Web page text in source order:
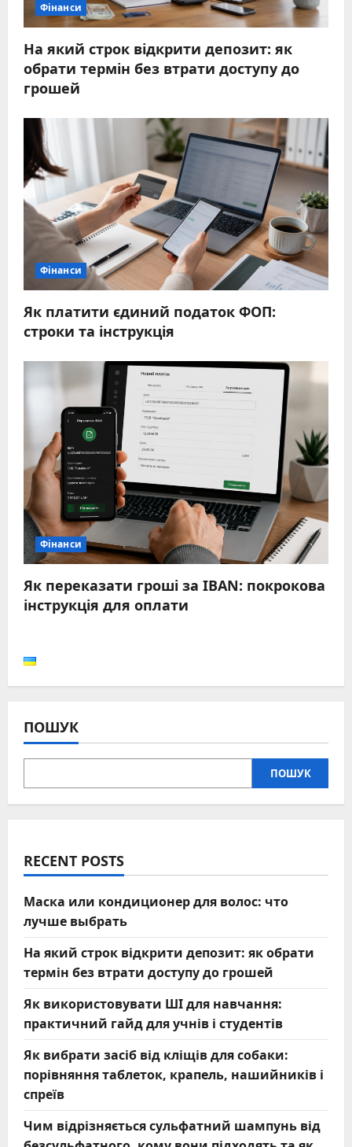
Фінанси
На який строк відкрити депозит: як
обрати термін без втрати доступу до
грошей
Фінанси
Як платити єдиний податок ФОП:
строки та інструкція
Фінанси
Як переказати гроші за IBAN: покрокова
інструкція для оплати
ПОШУК
ПОШУК
RECENT POSTS
Маска или кондиционер для волос: что
лучше выбрать
На який строк відкрити депозит: як обрати
термін без втрати доступу до грошей
Як використовувати ШІ для навчання:
практичний гайд для учнів і студентів
Як вибрати засіб від кліщів для собаки:
порівняння таблеток, крапель, нашийників і
спреїв
Чим відрізняється сульфатний шампунь від